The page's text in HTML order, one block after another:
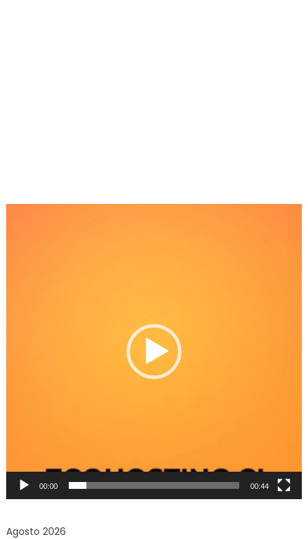
00:00 00:44
Agosto 2026